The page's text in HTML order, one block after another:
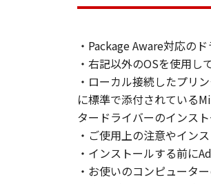
とはできません
(2) お客様は、
することはでき
３．著作権表示
お客様は、「本
りません。
・Package Aware対応のド
・右記以外のOSを使用し
・ローカル接続したプリ
に標準で添付されている
タードライバーのインス
・ご使用上の注意やイン
・インストールする前に
・お使いのコンピュータ